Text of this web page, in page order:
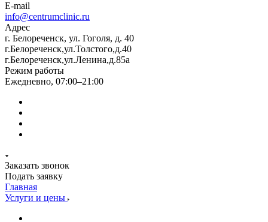
E-mail
info@centrumclinic.ru
Адрес
г. Белореченск, ул. Гоголя, д. 40
г.Белореченск,ул.Толстого,д.40
г.Белореченск,ул.Ленина,д.85а
Режим работы
Ежедневно, 07:00–21:00
Заказать звонок
Подать заявку
Главная
Услуги и цены